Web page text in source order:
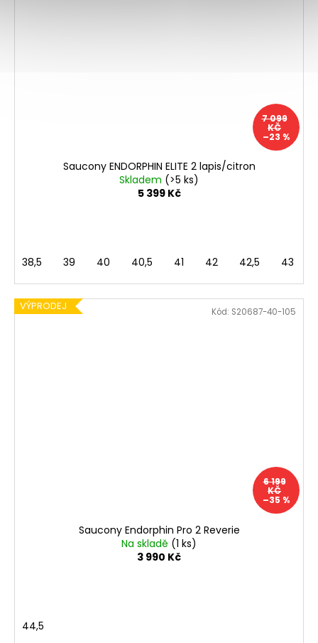
7 099
KČ
–23 %
Saucony ENDORPHIN ELITE 2 lapis/citron
Skladem (>5 ks)
5 399 Kč
38,5 39 40 40,5 41 42 42,5 43
VÝPRODEJ
6 199
KČ
–35 %
Saucony Endorphin Pro 2 Reverie
Na skladě (1 ks)
3 990 Kč
44,5
Kód: S20687-40-105